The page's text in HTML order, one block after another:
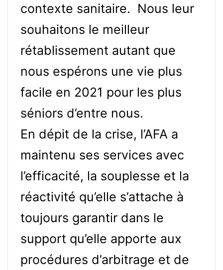
contexte sanitaire. Nous leur
souhaitons le meilleur
rétablissement autant que
nous espérons une vie plus
facile en 2021 pour les plus
séniors d’entre nous.
En dépit de la crise, l’AFA a
maintenu ses services avec
l’efficacité, la souplesse et la
réactivité qu’elle s’attache à
toujours garantir dans le
support qu’elle apporte aux
procédures d’arbitrage et de